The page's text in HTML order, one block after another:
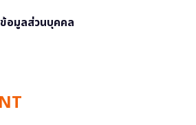
อมูลส่วนบุคคล